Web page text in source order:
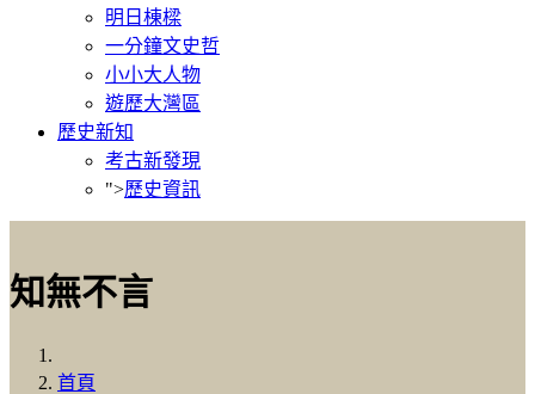
明日棟樑
一分鐘文史哲
小小大人物
遊歷大灣區
歷史新知
考古新發現
">歷史資訊
知無不言
首頁